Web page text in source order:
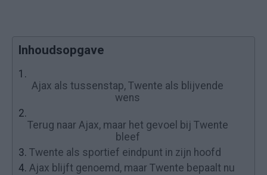
Inhoudsopgave
1.
Ajax als tussenstap, Twente als blijvende
wens
2.
Terug naar Ajax, maar het gevoel bij Twente
bleef
3. Twente als sportief eindpunt in zijn hoofd
4. Ajax blijft genoemd, maar Twente bepaalt nu